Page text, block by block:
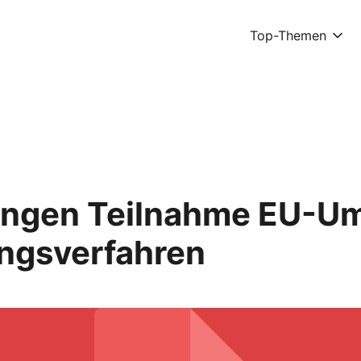
Top-Themen
Teilnahme EU-